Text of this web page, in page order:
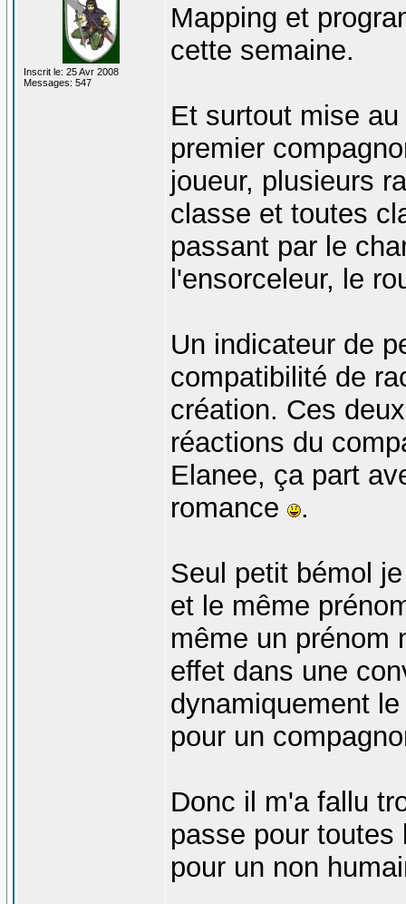
Inscrit le: 25 Avr 2008
Messages: 547
Mapping et
cette semaine.
Et surtout mise
premier
joueur, plusieurs
classe et toutes
passant par le
l'ensorceleur, le
Un indicateur de
compatibilité de
création. Ces
réactions du
Elanee, ça part
romance
.
Seul petit bémol
et le même
même un prénom
effet dans une
dynamiquement
pour un
Donc il m'a fallu
passe pour
pour un non